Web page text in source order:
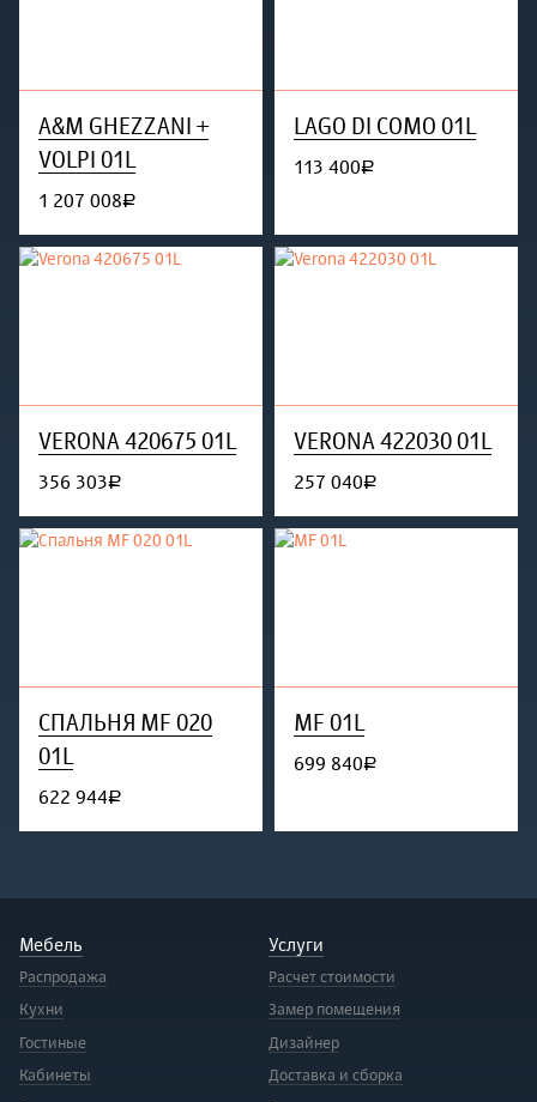
A&M GHEZZANI +
VOLPI 01L
1 207 008руб.
LAGO DI COMO 01L
113 400руб.
VERONA 420675 01L
356 303руб.
VERONA 422030 01L
257 040руб.
СПАЛЬНЯ MF 020
01L
622 944руб.
MF 01L
699 840руб.
Мебель
Распродажа
Кухни
Гостиные
Кабинеты
Услуги
Расчет стоимости
Замер помещения
Дизайнер
Доставка и сборка